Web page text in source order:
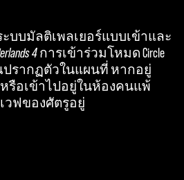
บบมัลติเพลเยอร์แบบเข้าและ
4การเข้าร่วมโหมด Circle
ณปรากฏตัวในแผนที่ หากอยู่
รือเข้าไปอยู่ในห้องคนแพ้
วฟของศัตรูอยู่